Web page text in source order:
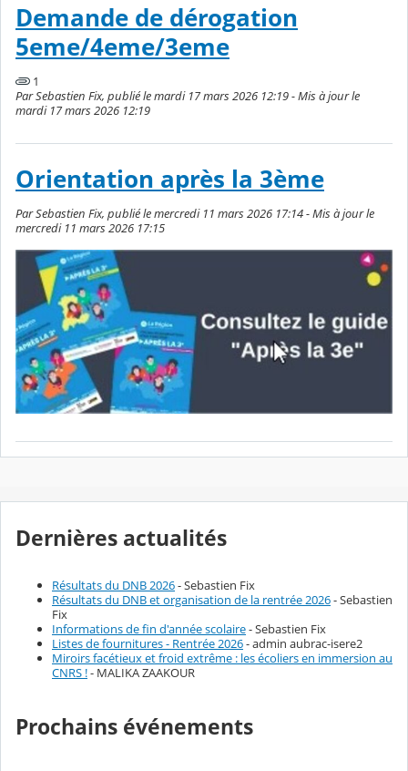
Demande de dérogation
5eme/4eme/3eme
1
Par Sebastien Fix, publié le mardi 17 mars 2026 12:19 - Mis à jour le
mardi 17 mars 2026 12:19
Orientation après la 3ème
Par Sebastien Fix, publié le mercredi 11 mars 2026 17:14 - Mis à jour le
mercredi 11 mars 2026 17:15
Dernières actualités
Résultats du DNB 2026- Sebastien Fix
Résultats du DNB et organisation de la rentrée 2026- Sebastien
Fix
Informations de fin d'année scolaire- Sebastien Fix
Listes de fournitures - Rentrée 2026- admin aubrac-isere2
Miroirs facétieux et froid extrême : les écoliers en immersion au
CNRS !- MALIKA ZAAKOUR
Prochains événements